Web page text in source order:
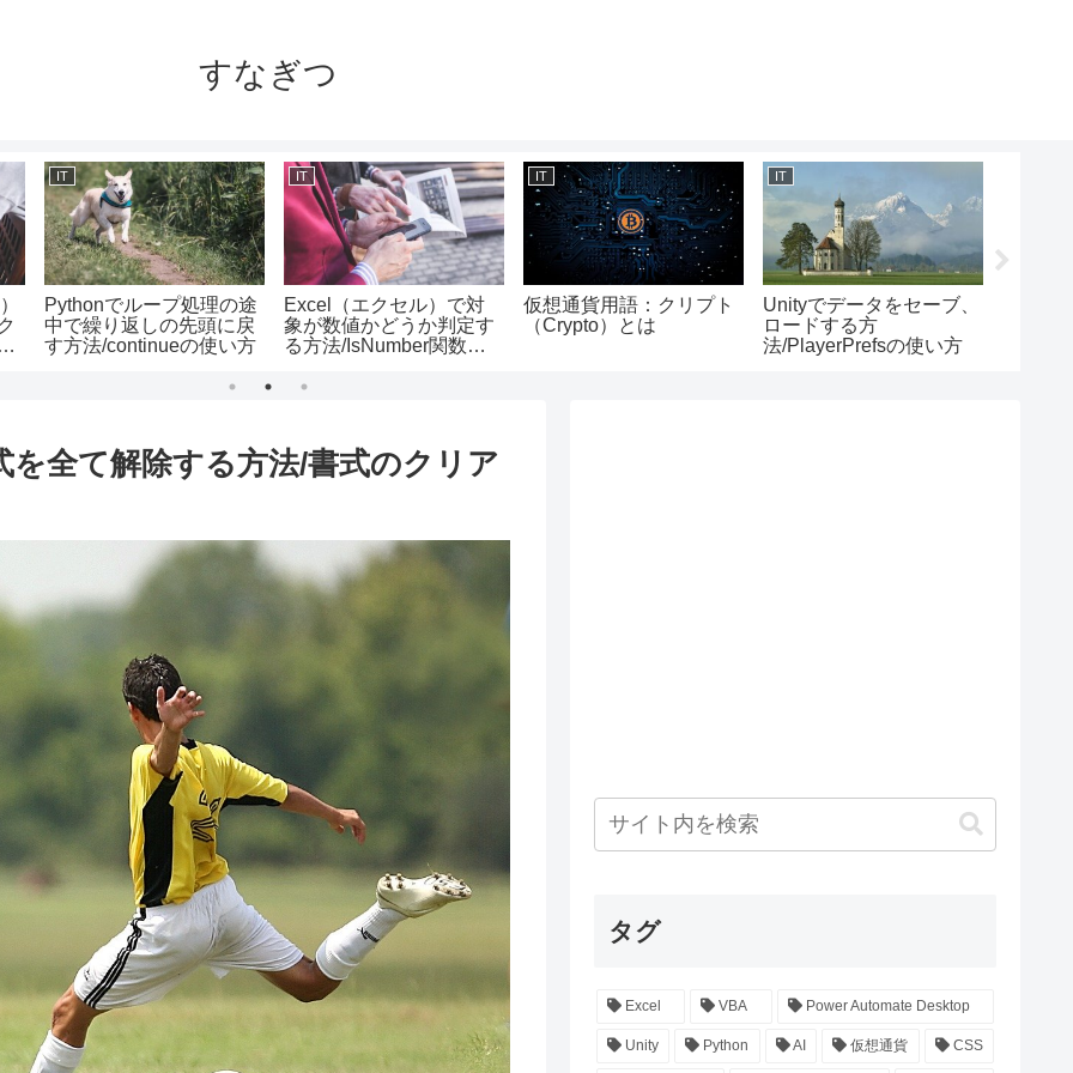
すなぎつ
IT
Pythonでループ処理の途
中で繰り返しの先頭に戻
す方法/continueの使い方
IT
Excel（エクセル）で対
象が数値かどうか判定す
る方法/IsNumber関数の
IT
仮想通貨用語：クリプト
（Crypto）とは
IT
Unityでデータをセーブ、
ロードする方
法/PlayerPrefsの使い方
全て解除する方法/書式のクリア
タグ
Excel VBA Power Automate Desktop
Unity Python AI 仮想通貨 CSS